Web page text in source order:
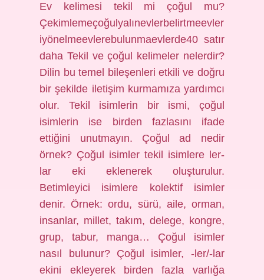
Ev kelimesi tekil mi çoğul mu?
Çekimlemeçoğulyalınevlerbelirtmeevler
iyönelmeevlerebulunmaevlerde40 satır
daha Tekil ve çoğul kelimeler nelerdir?
Dilin bu temel bileşenleri etkili ve doğru
bir şekilde iletişim kurmamıza yardımcı
olur. Tekil isimlerin bir ismi, çoğul
isimlerin ise birden fazlasını ifade
ettiğini unutmayın. Çoğul ad nedir
örnek? Çoğul isimler tekil isimlere ler-
lar eki eklenerek oluşturulur.
Betimleyici isimlere kolektif isimler
denir. Örnek: ordu, sürü, aile, orman,
insanlar, millet, takım, delege, kongre,
grup, tabur, manga… Çoğul isimler
nasıl bulunur? Çoğul isimler, -ler/-lar
ekini ekleyerek birden fazla varlığa